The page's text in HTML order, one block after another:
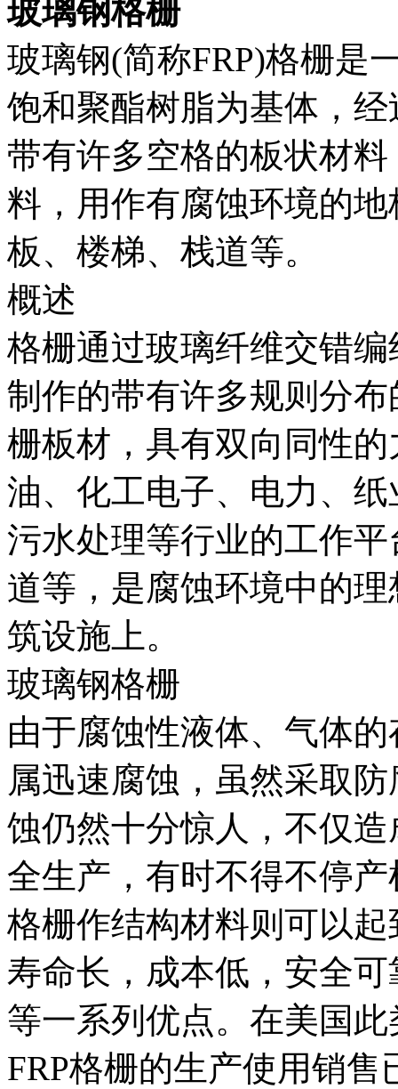
玻璃钢格栅
玻璃钢(简称FRP)格栅是
饱和聚酯树脂为基体，
带有许多空格的板状材
料，用作有腐蚀环境的
板、楼梯、栈道等。
概述
格栅通过玻璃纤维交错
制作的带有许多规则分
栅板材，具有双向同性
油、化工电子、电力、
污水处理等行业的工作
道等，是腐蚀环境中的
筑设施上。
玻璃钢格栅
由于腐蚀性液体、气体
属迅速腐蚀，虽然采取
蚀仍然十分惊人，不仅
全生产，有时不得不停
格栅作结构材料则可以
寿命长，成本低，安全
等一系列优点。在美国
FRP格栅的生产使用销